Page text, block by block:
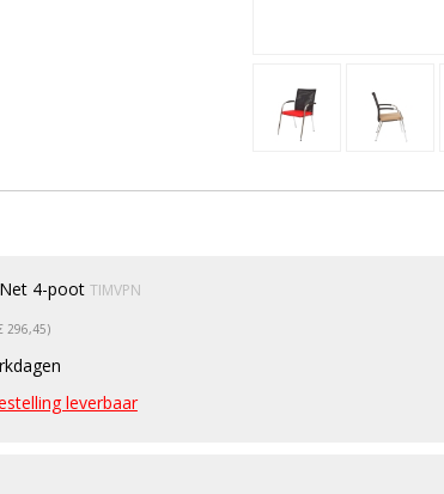
4-poot TIMVPN
296,45)
leverbaar